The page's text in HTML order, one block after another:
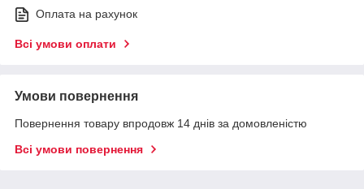
Оплата на рахунок
Всі умови оплати
Умови повернення
Повернення товару впродовж 14 днів за домовленістю
Всі умови повернення